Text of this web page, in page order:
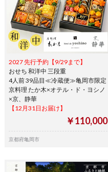
2027 先行予約【9/29まで】
おせち 和洋中 三段重
4人前 39品目≪冷蔵便≫亀岡市限定
京料理 たか木×オテル・ド・ヨシノ
×京、静華
【12月31日お届け】
￥110,000
京都府亀岡市